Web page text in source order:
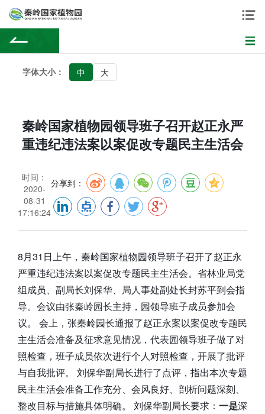
字体大小： 中 大
秦岭国家植物园领导班子召开赵正永严
重违纪违法案以案促改专题民主生活会
时间：
2020-
08-31
17:16:24
分享到：
8月31日上午，秦岭国家植物园领导班子召开了赵正永
严重违纪违法案以案促改专题民主生活会。省林业局党
组成员、副局长刘保华、局人事处副处长封苏平到会指
导。会议由张秦岭园长主持，园领导班子成员参加会
议。 会上，张秦岭园长通报了赵正永案以案促改专题民
主生活会准备及征求意见情况，代表园领导班子做了对
照检查，班子成员依次进行个人对照检查，开展了批评
与自我批评。 刘保华副局长进行了点评，指出本次专题
民主生活会准备工作充分、会风良好、剖析问题深刻、
整改目标与措施具体明确。 刘保华副局长要求： 一是深